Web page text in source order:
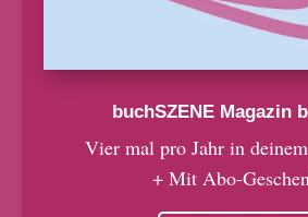
buchSZENE Magazin
Vier mal pro Jahr in
+ Mit Abo-